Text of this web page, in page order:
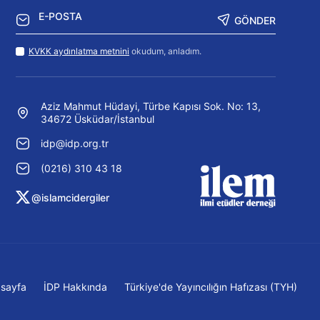
GÖNDER
KVKK aydınlatma metnini okudum, anladım.
Aziz Mahmut Hüdayi, Türbe Kapısı Sok. No: 13,
34672 Üsküdar/İstanbul
idp@idp.org.tr
(0216) 310 43 18
@islamcidergiler
İDP Hakkında Türkiye'de Yayıncılığın Hafızası (TYH)